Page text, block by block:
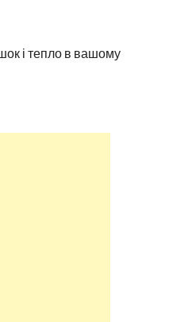
і тепло в вашому